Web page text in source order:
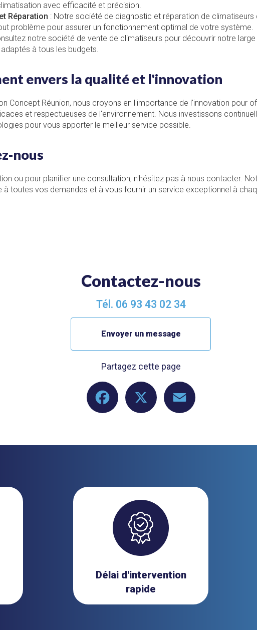
avec efficacité et précision.
Réparation : Notre société de diagnostic et réparation de climatiseurs
problème pour assurer un fonctionnement optimal de votre système.
notre société de vente de climatiseurs pour découvrir notre
à tous les budgets.
envers la qualité et l'innovation
Concept Réunion, nous croyons en l'importance de l'innovation pour
et respectueuses de l'environnement. Nous investissons
pour vous apporter le meilleur service possible.
nous
ou pour planifier une consultation, n'hésitez pas à nous contacter.
à toutes vos demandes et à vous fournir un service exceptionnel à
Contactez-nous
Tél. 06 93 43 02 34
Envoyer un message
Partagez cette page
Facebook
Délai d'intervention
rapide